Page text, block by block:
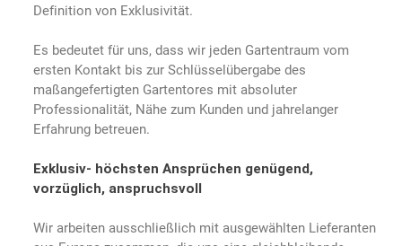
Definition von Exklusivität.
Es bedeutet für uns, dass wir jeden Gartentraum vom
ersten Kontakt bis zur Schlüsselübergabe des
maßangefertigten Gartentores mit absoluter
Professionalität, Nähe zum Kunden und jahrelanger
Erfahrung betreuen.
Exklusiv- höchsten Ansprüchen genügend,
vorzüglich, anspruchsvoll
Wir arbeiten ausschließlich mit ausgewählten Lieferanten